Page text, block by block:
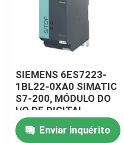
SIEMENS 6ES7223-
1BL22-0XA0 SIMATIC
S7-200, MÓDULO DO
I/O DE DIGITAL
Enviar inquérito